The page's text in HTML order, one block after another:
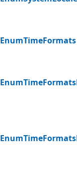
EnumTimeFormats